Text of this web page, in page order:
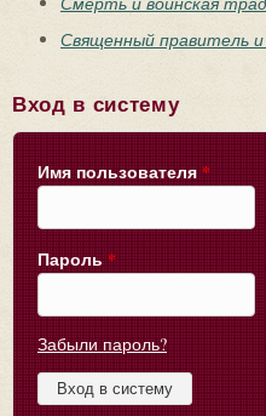
Священный правитель
Вход в систему
Имя пользователя *
Пароль *
Забыли пароль?